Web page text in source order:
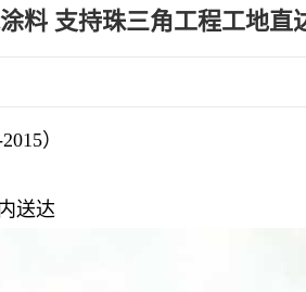
料 支持珠三角工程工地直
）
送达